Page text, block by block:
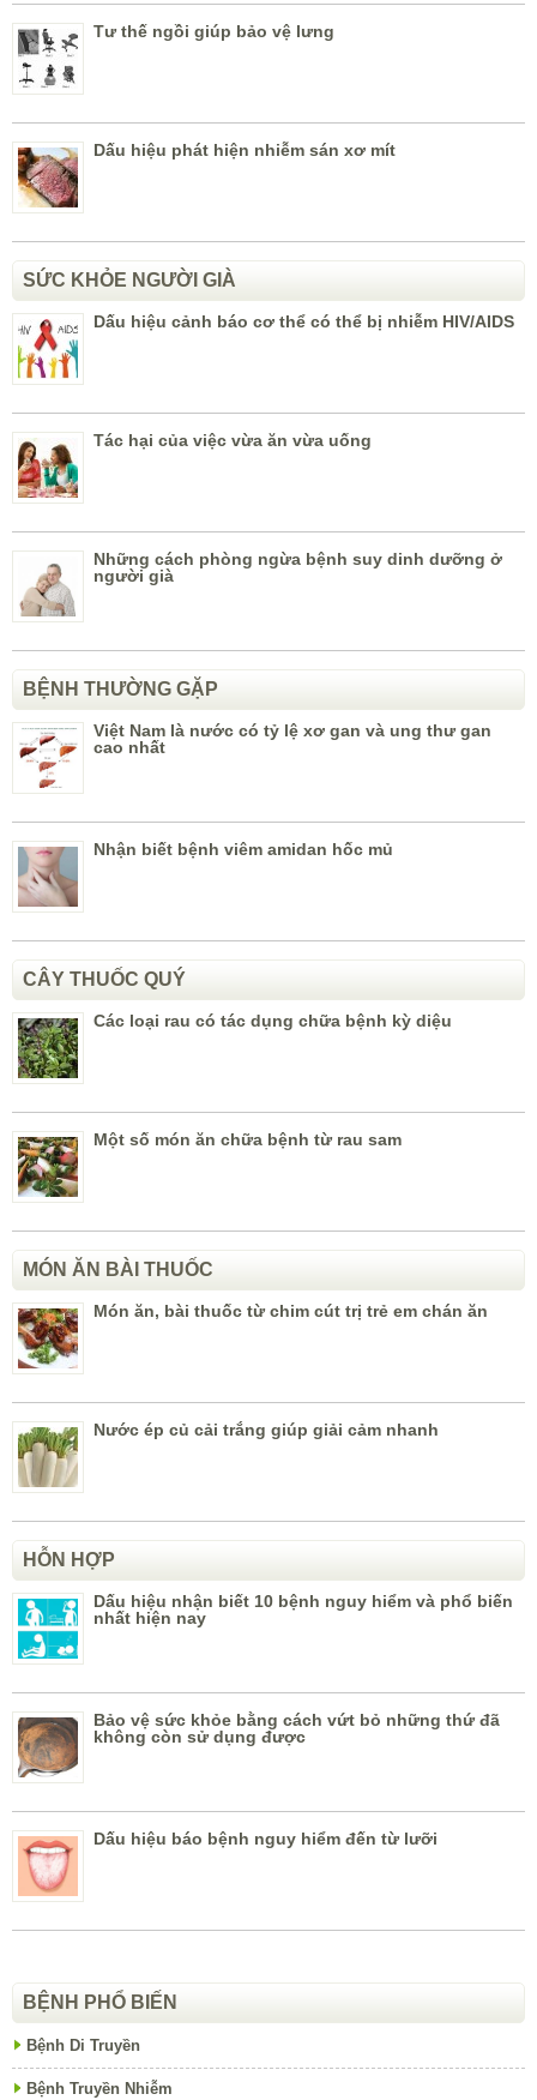
Tư thế ngồi giúp bảo vệ lưng
Dấu hiệu phát hiện nhiễm sán xơ mít
SỨC KHỎE NGƯỜI GIÀ
Dấu hiệu cảnh báo cơ thể có thể bị nhiễm HIV/AIDS
Tác hại của việc vừa ăn vừa uống
Những cách phòng ngừa bệnh suy dinh dưỡng ở
người già
BỆNH THƯỜNG GẶP
Việt Nam là nước có tỷ lệ xơ gan và ung thư gan
cao nhất
Nhận biết bệnh viêm amidan hốc mủ
CÂY THUỐC QUÝ
Các loại rau có tác dụng chữa bệnh kỳ diệu
Một số món ăn chữa bệnh từ rau sam
MÓN ĂN BÀI THUỐC
Món ăn, bài thuốc từ chim cút trị trẻ em chán ăn
Nước ép củ cải trắng giúp giải cảm nhanh
HỖN HỢP
Dấu hiệu nhận biết 10 bệnh nguy hiểm và phổ biến
nhất hiện nay
Bảo vệ sức khỏe bằng cách vứt bỏ những thứ đã
không còn sử dụng được
Dấu hiệu báo bệnh nguy hiểm đến từ lưỡi
BỆNH PHỔ BIẾN
Bệnh Di Truyền
Bệnh Truyền Nhiễm